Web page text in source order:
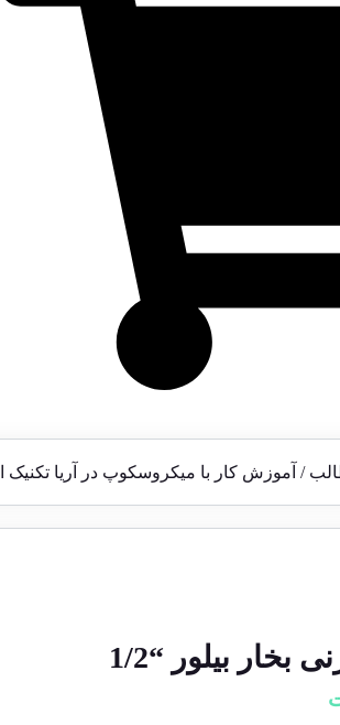
/ آموزش کار با میکروسکوپ در آریا تکنیک
بخار بیلور “1/2